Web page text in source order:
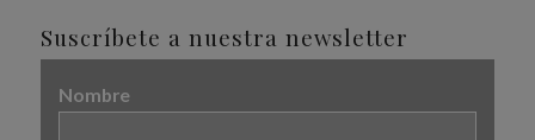
Suscríbete a nuestra newsletter
Nombre